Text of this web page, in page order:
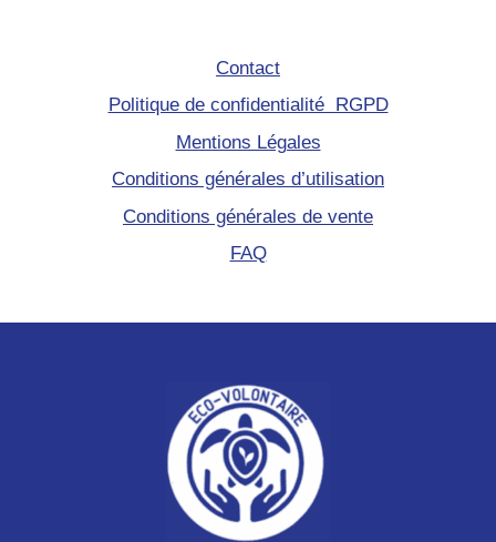
Contact
Politique de confidentialité RGPD
Mentions Légales
Conditions générales d’utilisation
Conditions générales de vente
FAQ